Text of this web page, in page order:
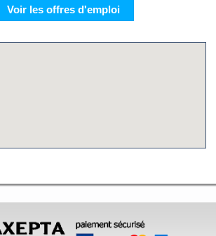
Voir les offres d'emploi